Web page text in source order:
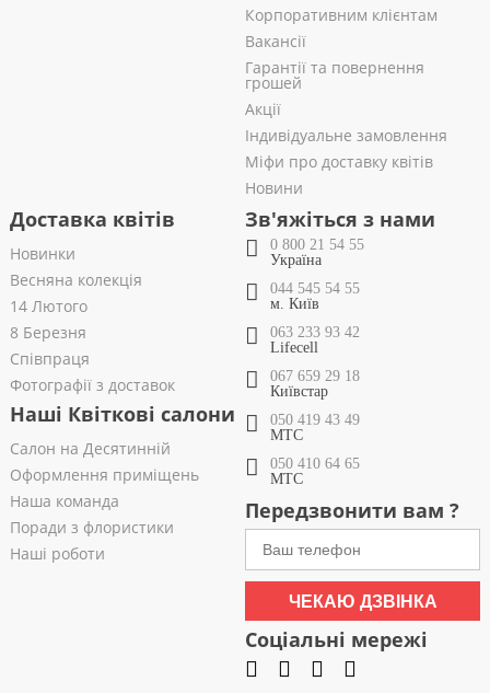
Корпоративним клієнтам
Вакансії
Гарантії та повернення
грошей
Акції
Індивідуальне замовлення
Міфи про доставку квітів
Новини
Доставка квітів
Новинки
Весняна колекція
14 Лютого
8 Березня
Співпраця
Фотографії з доставок
Наші Квіткові салони
Салон на Десятинній
Оформлення приміщень
Наша команда
Поради з флористики
Наші роботи
Зв'яжіться з нами
0 800 21 54 55
Україна
044 545 54 55
м. Київ
063 233 93 42
Lifecell
067 659 29 18
Київстар
050 419 43 49
МТС
050 410 64 65
МТС
Передзвонити вам ?
ЧЕКАЮ ДЗВІНКА
Соціальні мережі